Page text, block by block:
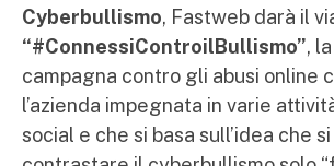
Cyberbullismo, Fastweb darà il
“#ConnessiControilBullismo”,
campagna contro gli abusi online
l’azienda impegnata in varie
social e che si basa sull’idea che